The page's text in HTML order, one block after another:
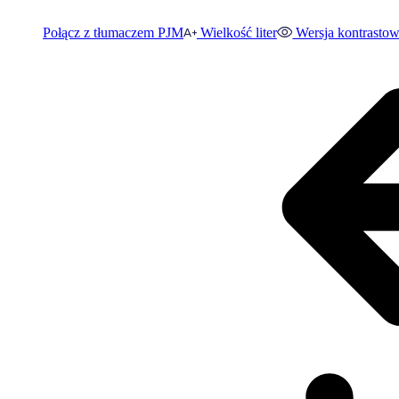
Połącz z tłumaczem PJM Wielkość liter Wersja